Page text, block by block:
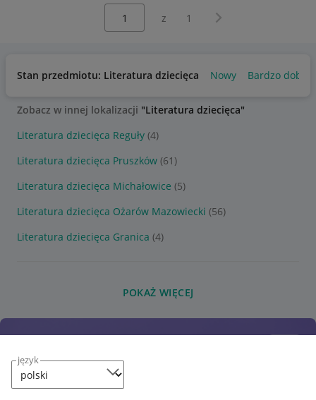
język
z 1 Następna strona
Stan przedmiotu: Literatura dziecięca Nowy Bardzo dobry
Zobacz w innej lokalizacji "Literatura dziecięca"
Literatura dziecięca Reguły (4)
Literatura dziecięca Pruszków (61)
Literatura dziecięca Michałowice (5)
Literatura dziecięca Ożarów Mazowiecki (56)
Literatura dziecięca Granica (4)
POKAŻ WIĘCEJ